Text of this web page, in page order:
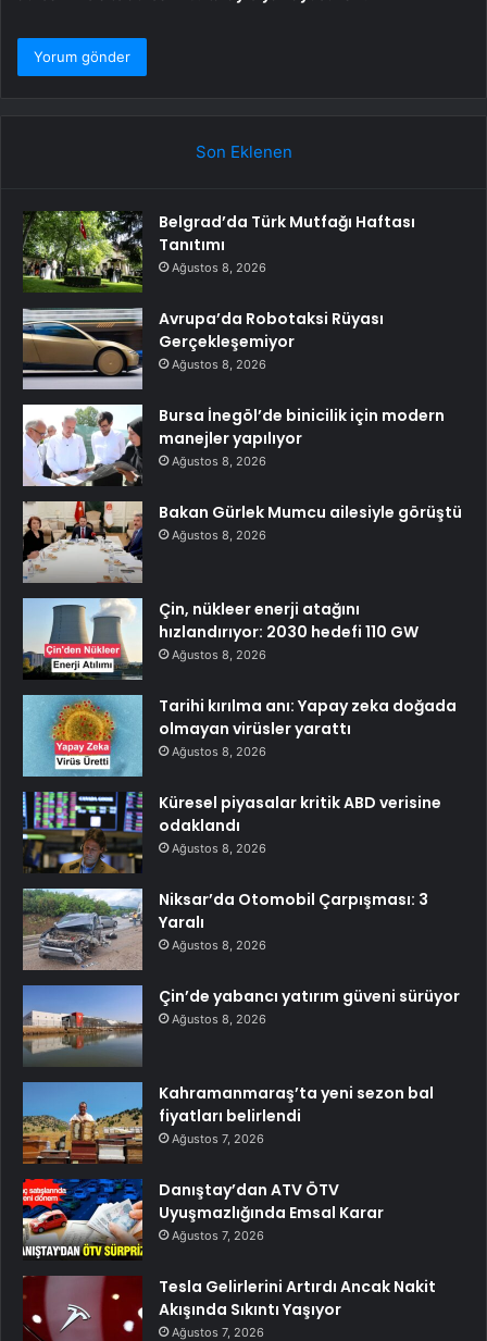
Son Eklenen
Belgrad’da Türk Mutfağı Haftası
Tanıtımı
Ağustos 8, 2026
Avrupa’da Robotaksi Rüyası
Gerçekleşemiyor
Ağustos 8, 2026
Bursa İnegöl’de binicilik için modern
manejler yapılıyor
Ağustos 8, 2026
Bakan Gürlek Mumcu ailesiyle görüştü
Ağustos 8, 2026
Çin, nükleer enerji atağını
hızlandırıyor: 2030 hedefi 110 GW
Ağustos 8, 2026
Tarihi kırılma anı: Yapay zeka doğada
olmayan virüsler yarattı
Ağustos 8, 2026
Küresel piyasalar kritik ABD verisine
odaklandı
Ağustos 8, 2026
Niksar’da Otomobil Çarpışması: 3
Yaralı
Ağustos 8, 2026
Çin’de yabancı yatırım güveni sürüyor
Ağustos 8, 2026
Kahramanmaraş’ta yeni sezon bal
fiyatları belirlendi
Ağustos 7, 2026
Danıştay’dan ATV ÖTV
Uyuşmazlığında Emsal Karar
Ağustos 7, 2026
Tesla Gelirlerini Artırdı Ancak Nakit
Akışında Sıkıntı Yaşıyor
Ağustos 7, 2026